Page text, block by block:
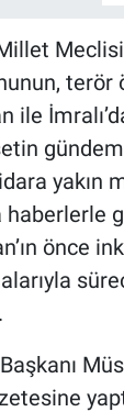
terör
ile
yakın
haberlerle
önce